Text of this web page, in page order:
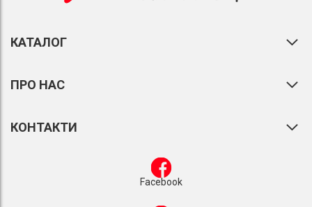
КАТАЛОГ
ПРО НАС
КОНТАКТИ
Facebook